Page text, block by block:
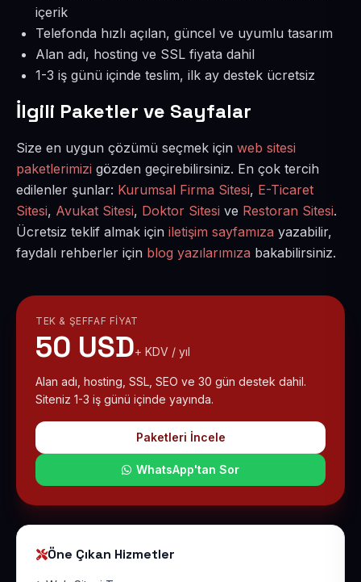
içerik
Telefonda hızlı açılan, güncel ve uyumlu tasarım
Alan adı, hosting ve SSL fiyata dahil
1-3 iş günü içinde teslim, ilk ay destek ücretsiz
İlgili Paketler ve Sayfalar
Size en uygun çözümü seçmek için web sitesi
paketlerimizi gözden geçirebilirsiniz. En çok tercih
edilenler şunlar: Kurumsal Firma Sitesi, E-Ticaret
Sitesi, Avukat Sitesi, Doktor Sitesi ve Restoran Sitesi.
Ücretsiz teklif almak için iletişim sayfamıza yazabilir,
faydalı rehberler için blog yazılarımıza bakabilirsiniz.
TEK & ŞEFFAF FIYAT
50 USD+ KDV / yıl
Alan adı, hosting, SSL, SEO ve 30 gün destek dahil.
Siteniz 1-3 iş günü içinde yayında.
Paketleri İncele
WhatsApp'tan Sor
Öne Çıkan Hizmetler